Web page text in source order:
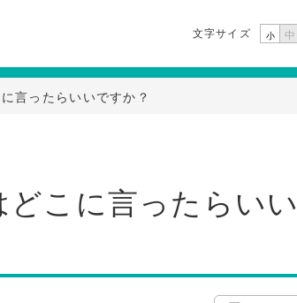
文字サイズ 小 中
言ったらいいですか？
どこに言ったらいい